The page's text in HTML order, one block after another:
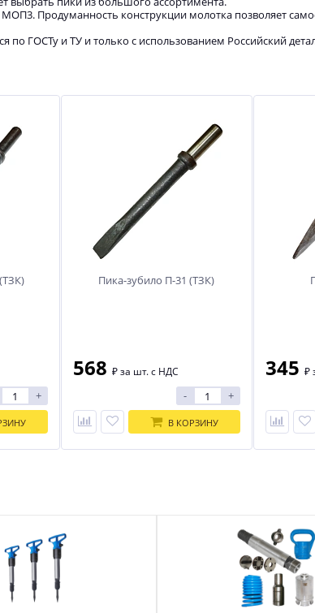
Продуманность конструкции молотка позволяет
ГОСТу и ТУ и только с использованием Российский
+
Пика-зубило П-31 (ТЗК)
568 ₽за шт. с НДС
- +
В КОРЗИНУ
345 ₽